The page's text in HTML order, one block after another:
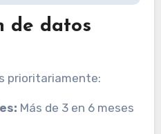
de datos
prioritariamente:
Más de 3 en 6 meses